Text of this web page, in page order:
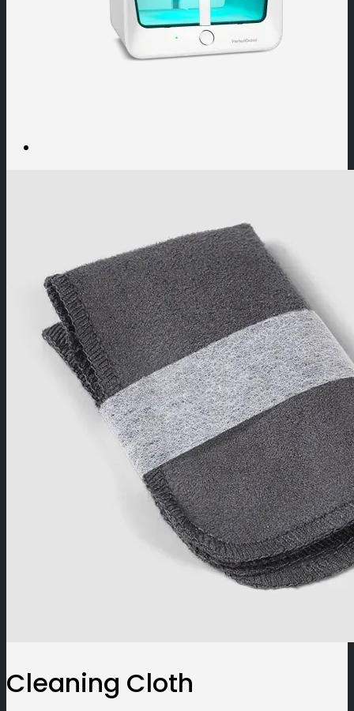
Cleaning Cloth